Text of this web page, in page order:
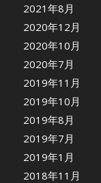
2021年8月
2020年12月
2020年10月
2020年7月
2019年11月
2019年10月
2019年8月
2019年7月
2019年1月
2018年11月